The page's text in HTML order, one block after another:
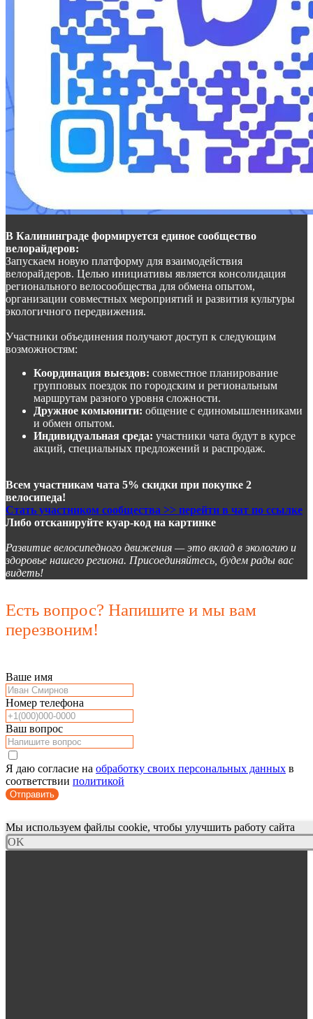
В Калининграде формируется единое сообщество
велорайдеров:
Запускаем новую платформу для взаимодействия
велорайдеров. Целью инициативы является консолидация
регионального велосообщества для обмена опытом,
организации совместных мероприятий и развития культуры
экологичного передвижения.
Участники объединения получают доступ к следующим
возможностям:
Координация выездов: совместное планирование
групповых поездок по городским и региональным
маршрутам разного уровня сложности.
Дружное комьюнити: общение с единомышленниками
и обмен опытом.
Индивидуальная среда: участники чата будут в курсе
акций, специальных предложений и распродаж.
Всем участникам чата 5% скидки при покупке 2
велосипеда!
Стать участником сообщества >> перейти в чат по ссылке
Либо отсканируйте куар-код на картинке
Развитие велосипедного движения — это вклад в экологию и
здоровье нашего региона. Присоединяйтесь, будем рады вас
видеть!
Есть вопрос? Напишите и мы вам
перезвоним!
Ваше имя
Номер телефона
Ваш вопрос
Я даю согласие на обработку своих персональных данных в
соответствии политикой
Отправить
Мы используем файлы cookie, чтобы улучшить работу сайта
OK